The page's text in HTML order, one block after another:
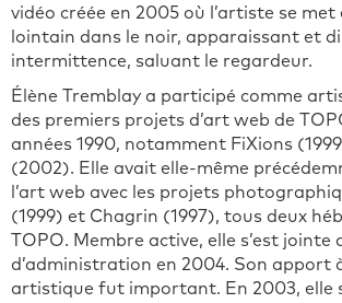
vidéo créée en 2005 où l’artiste se met
lointain dans le noir, apparaissant et
intermittence, saluant le regardeur.
Élène Tremblay a participé comme
des premiers projets d’art web de
années 1990, notamment FiXions
(2002). Elle avait elle-même
l’art web avec les projets
(1999) et Chagrin (1997), tous deux
TOPO. Membre active, elle s’est jointe
d’administration en 2004. Son apport
artistique fut important. En 2003, elle